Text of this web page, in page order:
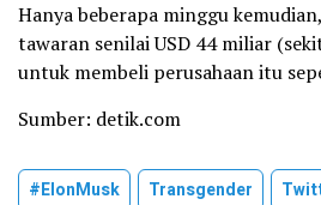
Hanya beberapa minggu
tawaran senilai USD 44 miliar
untuk membeli perusahaan itu
Sumber: detik.com
#ElonMusk Transgender